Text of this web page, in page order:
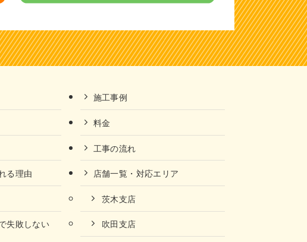
る理由
失敗しない
施工事例
料金
工事の流れ
店舗一覧・対応エリア
茨木支店
吹田支店